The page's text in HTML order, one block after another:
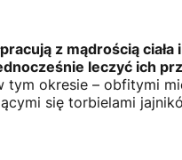
z mądrością ciała
leczyć ich
okresie – obfitymi
się torbielami